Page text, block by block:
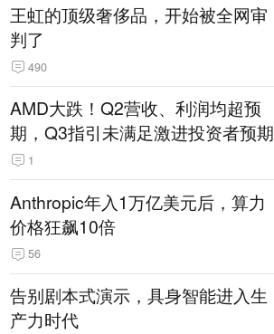
王虹的顶级奢侈品，开始被全网审
判了
490
AMD大跌！Q2营收、利润均超预
期，Q3指引未满足激进投资者预期
1
Anthropic年入1万亿美元后，算力
价格狂飙10倍
56
告别剧本式演示，具身智能进入生
产力时代